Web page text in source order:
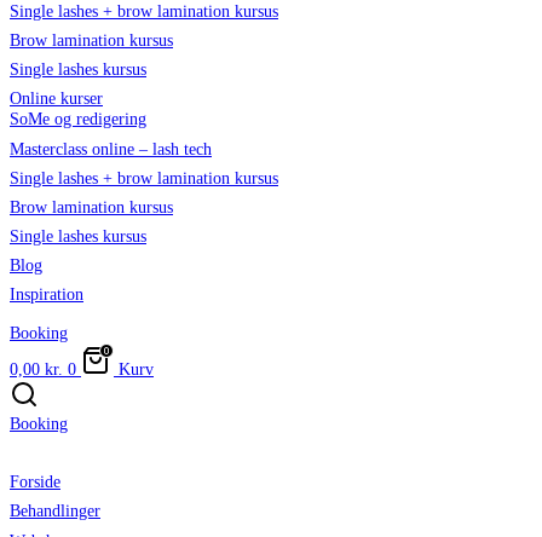
Single lashes + brow lamination kursus
Brow lamination kursus
Single lashes kursus
Online kurser
SoMe og redigering
Masterclass online – lash tech
Single lashes + brow lamination kursus
Brow lamination kursus
Single lashes kursus
Blog
Inspiration
Booking
0,00 kr. 0 Kurv
Booking
Forside
Behandlinger